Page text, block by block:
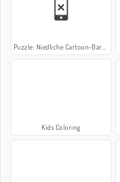
Puzzle: Niedliche Cartoon-Bären
Kids Coloring